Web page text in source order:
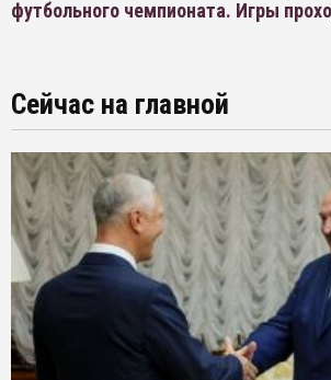
футбольного чемпионата. Игры
Сейчас на главной